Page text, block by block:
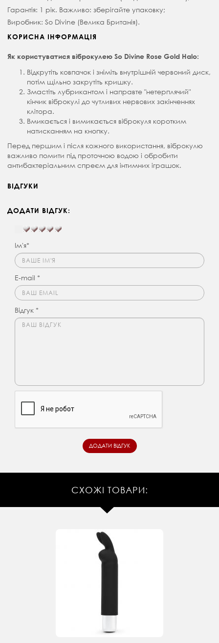
Гарантія: 1 рік. Важливо: зберігайте упаковку;
Виробник: So Divine (Велика Британія).
КОРИСНА ІНФОРМАЦІЯ
Як користуватися віброкулею So Divine Rose Gold Halo:
Відкрутіть ковпачок і зніміть внутрішній червоний диск,
потім щільно закрутіть кришку.
Змастіть лубрикантом і направте "нетерплячий"
кінчик віброкулі до чутливих нервових закінченнях
клітора.
Вмикається і вимикається віброкуля коротким
натисканням на кнопку.
Перед першим і після кожного використання, віброкулю
важливо помити під проточною водою і обробити
антибактеріальним спреєм для інтимних іграшок.
ВІДГУКИ
ДОДАТИ ВІДГУК:
Ім'я*
E-mail *
Відгук *
СХОЖІ ТОВАРИ: